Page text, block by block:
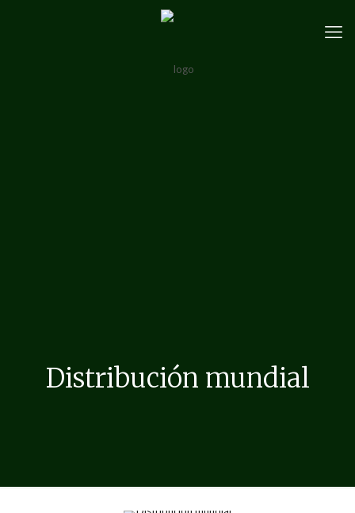
Distribución mundial